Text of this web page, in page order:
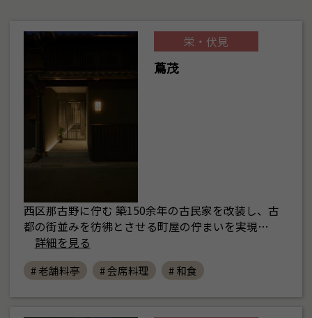
栄・伏見
蔦茂
西区那古野に佇む 築150余年の古民家を改装し、古
都の街並みを彷彿とさせる町屋の佇まいを実現…
詳細を見る
# 老舗料亭 # 会席料理 # 和食